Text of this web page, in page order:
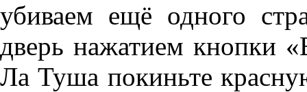
убиваем ещё одного
дверь нажатием кнопки
Ла Туша покиньте